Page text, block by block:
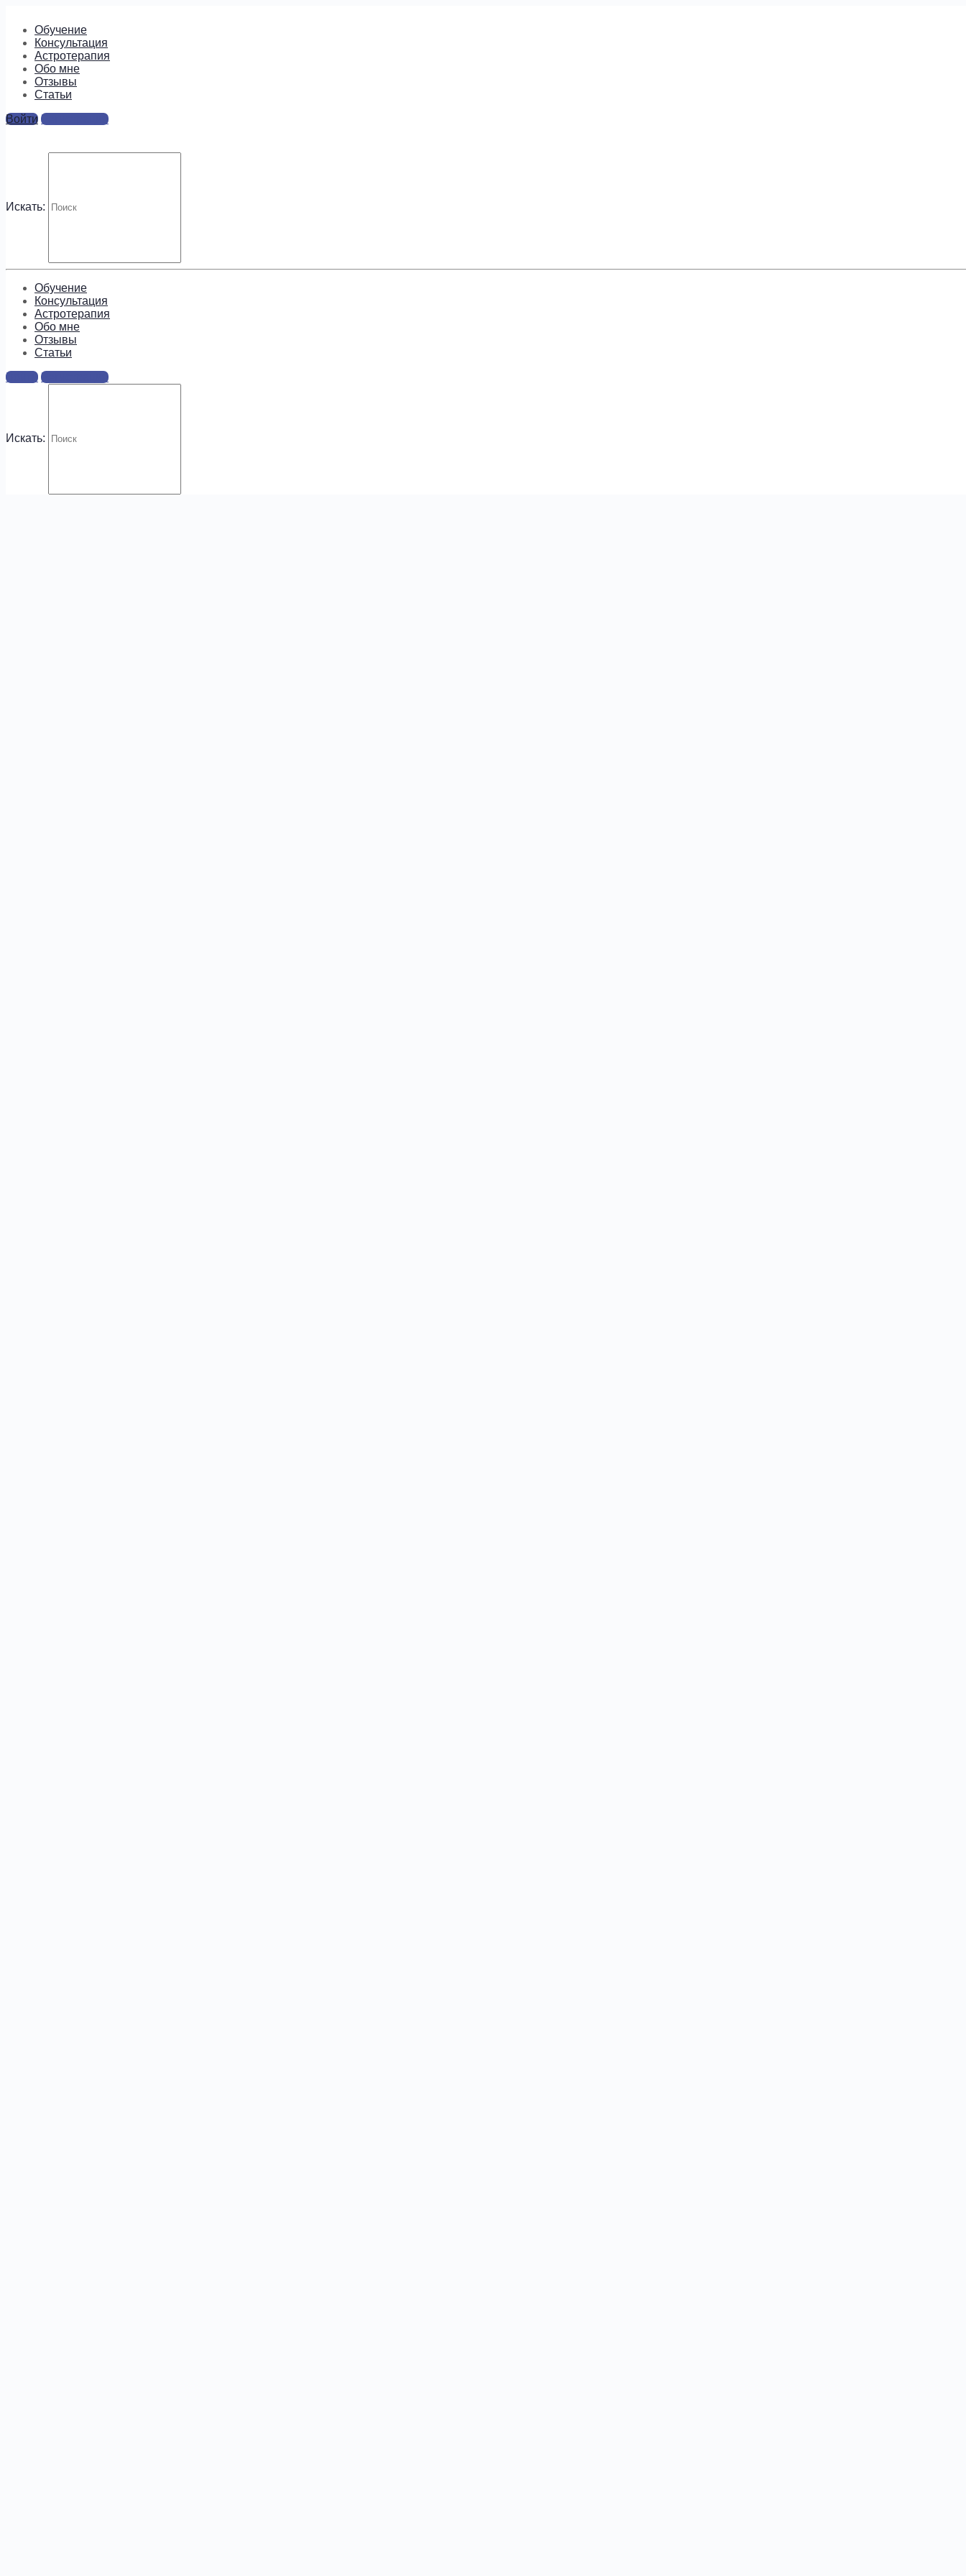
Обучение
Консультация
Астротерапия
Обо мне
Отзывы
Cтатьи
Войти Регистрация
Искать:
Обучение
Консультация
Астротерапия
Обо мне
Отзывы
Cтатьи
Войти Регистрация
Искать:
Подпишитесь, чтобы получать
информацию о предложениях и
новых курсах!